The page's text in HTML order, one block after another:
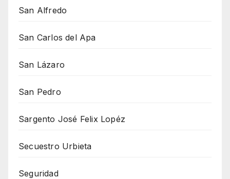
San Alfredo
San Carlos del Apa
San Lázaro
San Pedro
Sargento José Felix Lopéz
Secuestro Urbieta
Seguridad